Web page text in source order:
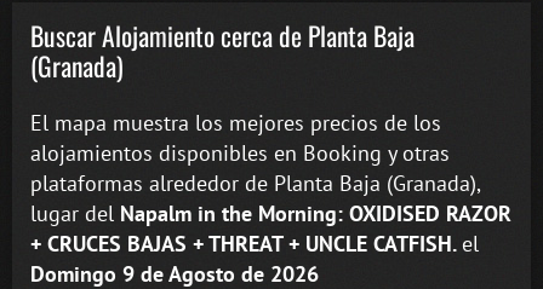
Buscar Alojamiento cerca de Planta Baja
(Granada)
El mapa muestra los mejores precios de los
alojamientos disponibles en Booking y otras
plataformas alrededor de Planta Baja (Granada),
lugar del Napalm in the Morning: OXIDISED RAZOR
+ CRUCES BAJAS + THREAT + UNCLE CATFISH.el
Domingo 9 de Agosto de 2026